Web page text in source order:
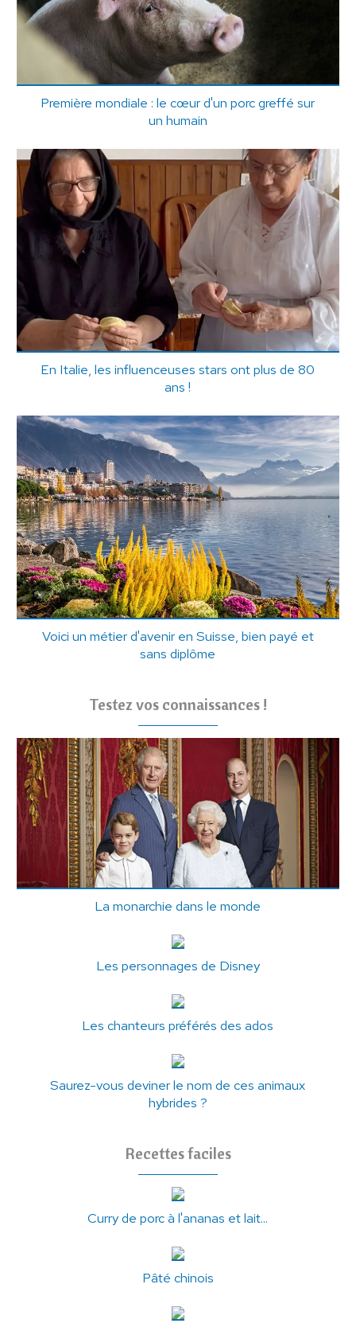
Première mondiale : le cœur d'un porc greffé sur
un humain
En Italie, les influenceuses stars ont plus de 80
ans !
Voici un métier d'avenir en Suisse, bien payé et
sans diplôme
Testez vos connaissances !
La monarchie dans le monde
Les personnages de Disney
Les chanteurs préférés des ados
Saurez-vous deviner le nom de ces animaux
hybrides ?
Recettes faciles
Curry de porc à l'ananas et lait...
Pâté chinois